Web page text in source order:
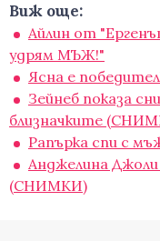
Виж още:
Айлин от
удрям МЪЖ!"
Ясна е
Зейнеб показа
близначките
Рапърка спи с
Анджелина Джоли
(СНИМКИ)